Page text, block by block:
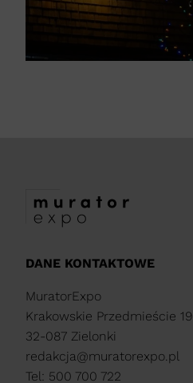
DANE KONTAKTOWE
MuratorExpo
Krakowskie Przedmieście 19
32-087 Zielonki
redakcja@muratorexpo.pl
Tel: 500 700 722